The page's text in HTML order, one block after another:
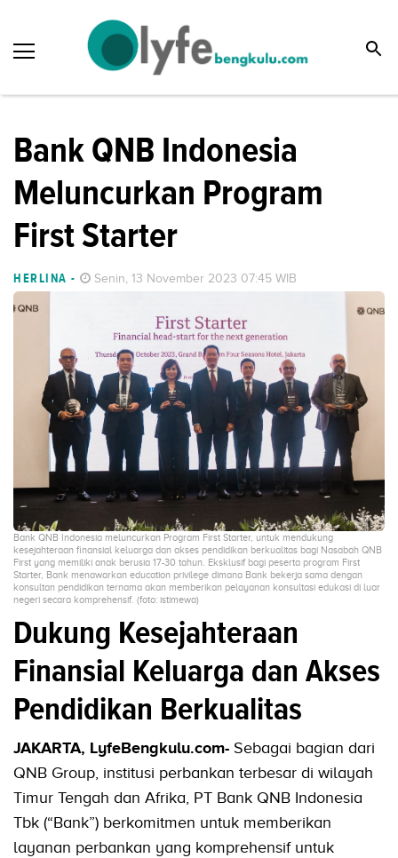
Bank QNB Indonesia
Meluncurkan Program
First Starter
HERLINA - Senin, 13 November 2023 07:45 WIB
Bank QNB Indonesia meluncurkan Program First Starter, untuk mendukung
kesejahteraan finansial keluarga dan akses pendidikan berkualitas bagi Nasabah QNB
First yang memiliki anak berusia 17-30 tahun. Eksklusif bagi peserta program First
Starter, Bank menawarkan education privilege dimana Bank bekerja sama dengan
konsultan pendidikan ternama akan memberikan pelayanan konsultasi edukasi di luar
negeri secara komprehensif. (foto: istimewa)
Dukung Kesejahteraan
Finansial Keluarga dan Akses
Pendidikan Berkualitas
JAKARTA, LyfeBengkulu.com- Sebagai bagian dari
QNB Group, institusi perbankan terbesar di wilayah
Timur Tengah dan Afrika, PT Bank QNB Indonesia
Tbk (“Bank”) berkomitmen untuk memberikan
layanan perbankan yang komprehensif untuk